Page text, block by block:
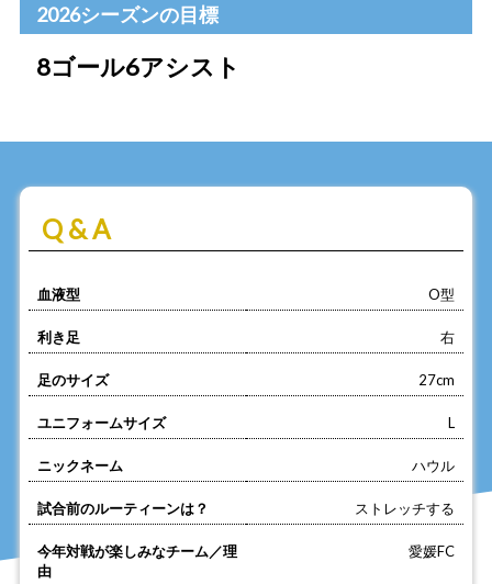
2026シーズンの目標
8ゴール6アシスト
Q & A
血液型 O型
利き足 右
足のサイズ 27cm
ユニフォームサイズ L
ニックネーム ハウル
試合前のルーティーンは？ ストレッチする
今年対戦が楽しみなチーム／理
由
愛媛FC